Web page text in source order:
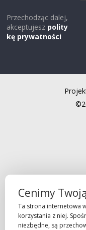
Przechodząc dalej,
akceptujesz polity
kę prywatności
Cenimy
Ta strona internetowa
korzystania z niej.
niezbędne, są